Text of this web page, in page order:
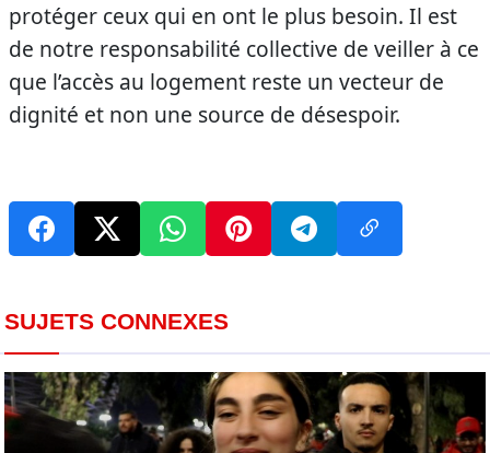
protéger ceux qui en ont le plus besoin. Il est
de notre responsabilité collective de veiller à ce
que l’accès au logement reste un vecteur de
dignité et non une source de désespoir.
SUJETS CONNEXES